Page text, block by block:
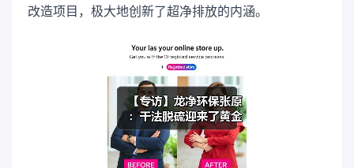
改造项目，极大地创新了超净排放的内涵。